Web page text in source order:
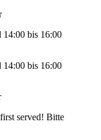
14:00 bis 16:00
14:00 bis 16:00
served! Bitte